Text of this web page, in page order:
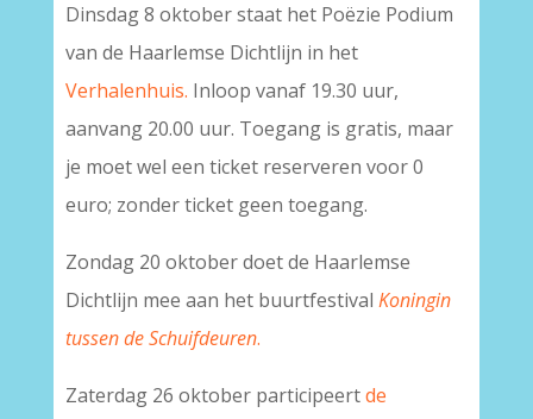
Dinsdag 8 oktober staat het Poëzie Podium
van de Haarlemse Dichtlijn in het
Verhalenhuis. Inloop vanaf 19.30 uur,
aanvang 20.00 uur. Toegang is gratis, maar
je moet wel een ticket reserveren voor 0
euro; zonder ticket geen toegang.
Zondag 20 oktober doet de Haarlemse
Dichtlijn mee aan het buurtfestival Koningin
tussen de Schuifdeuren.
Zaterdag 26 oktober participeertde